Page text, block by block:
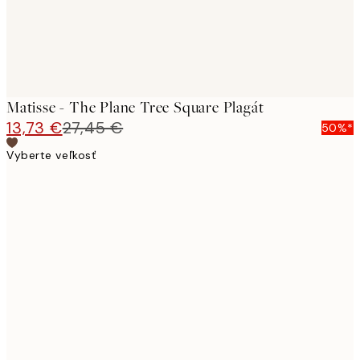
Matisse - The Plane Tree Square Plagát
13,73 €27,45 €
50%*
Vyberte veľkosť